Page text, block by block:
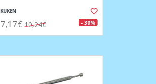
KUKEN
7,17€ 10,24€ - 30%